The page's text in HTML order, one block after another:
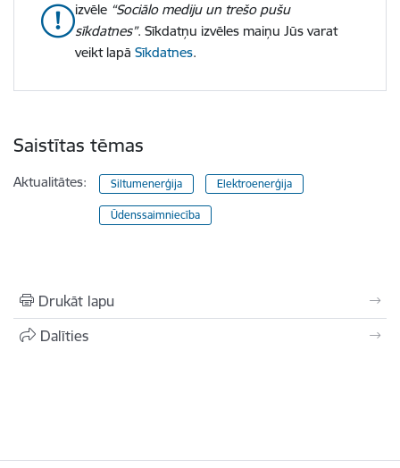
izvēle “Sociālo mediju un trešo pušu
sīkdatnes”. Sīkdatņu izvēles maiņu Jūs varat
veikt lapā Sīkdatnes.
Saistītas tēmas
Aktualitātes: Siltumenerģija Elektroenerģija
Ūdenssaimniecība
Drukāt lapu
Dalīties